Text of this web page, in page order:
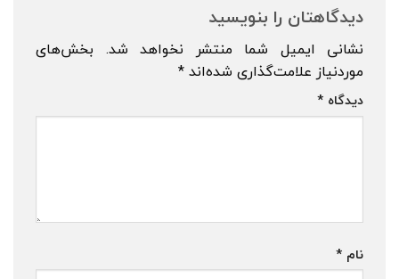
دیدگاهتان را بنویسید
نشانی ایمیل شما منتشر نخواهد شد. بخش‌های
موردنیاز علامت‌گذاری شده‌اند*
دیدگاه *
نام *